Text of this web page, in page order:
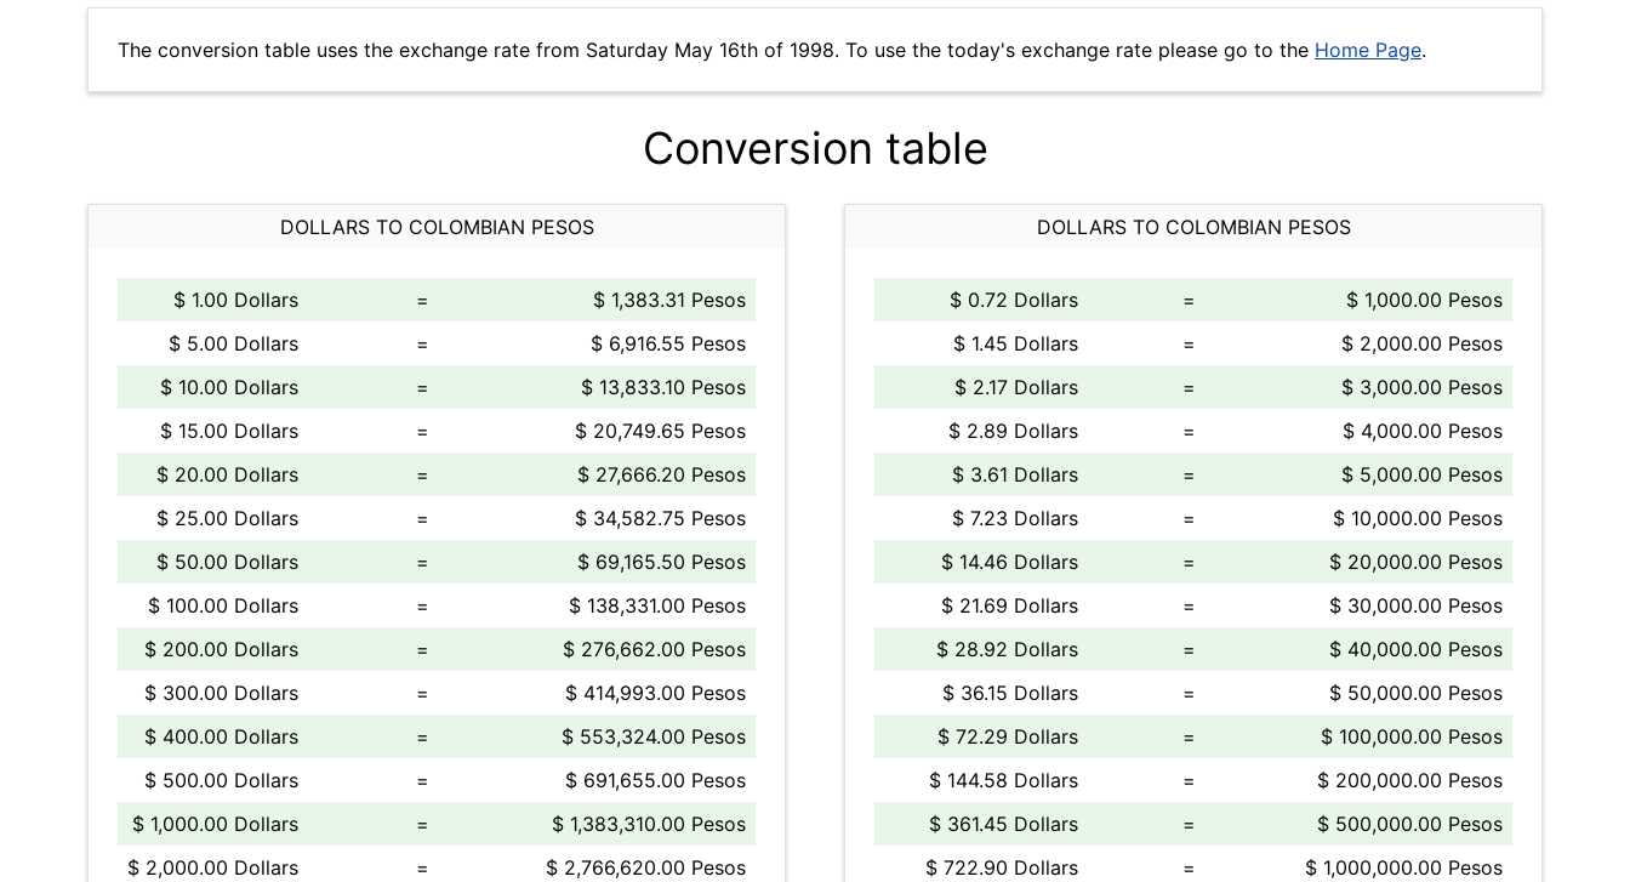
The conversion table uses the exchange rate from Saturday May 16th of 1998. To use the today's exchange rate please go to the Home Page.
Conversion table
DOLLARS TO COLOMBIAN PESOS
$ 1.00 Dollars =
$ 1,383.31 Pesos
$ 5.00 Dollars
=
$ 6,916.55 Pesos
$ 10.00 Dollars
=
$ 13,833.10 Pesos
$ 15.00 Dollars
=
$ 20,749.65 Pesos
$ 20.00 Dollars
=
$ 27,666.20 Pesos
$ 25.00 Dollars
=
$ 34,582.75 Pesos
$ 50.00 Dollars
=
$ 69,165.50 Pesos
$ 100.00 Dollars
=
$ 138,331.00 Pesos
$ 200.00 Dollars
=
$ 276,662.00 Pesos
$ 300.00 Dollars
=
$ 414,993.00 Pesos
$ 400.00 Dollars
=
$ 553,324.00 Pesos
$ 500.00 Dollars
=
$ 691,655.00 Pesos
$ 1,000.00 Dollars
=
$ 1,383,310.00 Pesos
$ 2,000.00 Dollars
= $ 2,766,620.00 Pesos
DOLLARS TO COLOMBIAN PESOS
$ 0.72 Dollars =
$ 1,000.00 Pesos
$ 1.45 Dollars
=
$ 2,000.00 Pesos
$ 2.17 Dollars
=
$ 3,000.00 Pesos
$ 2.89 Dollars
=
$ 4,000.00 Pesos
$ 3.61 Dollars
=
$ 5,000.00 Pesos
$ 7.23 Dollars
=
$ 10,000.00 Pesos
$ 14.46 Dollars
=
$ 20,000.00 Pesos
$ 21.69 Dollars
=
$ 30,000.00 Pesos
$ 28.92 Dollars
=
$ 40,000.00 Pesos
$ 36.15 Dollars
=
$ 50,000.00 Pesos
$ 72.29 Dollars
=
$ 100,000.00 Pesos
$ 144.58 Dollars
=
$ 200,000.00 Pesos
$ 361.45 Dollars
=
$ 500,000.00 Pesos
$ 722.90 Dollars
= $ 1,000,000.00 Pesos